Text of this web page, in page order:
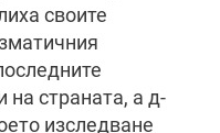
своите
на страната, а д-
изследване